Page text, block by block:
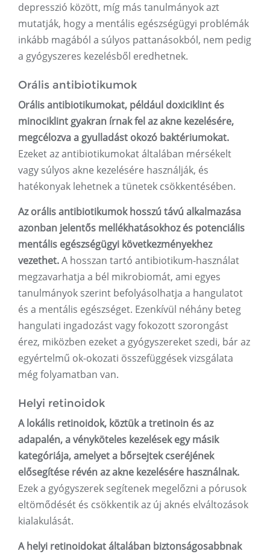
depresszió között, míg más tanulmányok azt
mutatják, hogy a mentális egészségügyi problémák
inkább magából a súlyos pattanásokból, nem pedig
a gyógyszeres kezelésből eredhetnek.
Orális antibiotikumok
Orális antibiotikumokat, például doxiciklint és
minociklint gyakran írnak fel az akne kezelésére,
megcélozva a gyulladást okozó baktériumokat.
Ezeket az antibiotikumokat általában mérsékelt
vagy súlyos akne kezelésére használják, és
hatékonyak lehetnek a tünetek csökkentésében.
Az orális antibiotikumok hosszú távú alkalmazása
azonban jelentős mellékhatásokhoz és potenciális
mentális egészségügyi következményekhez
vezethet.A hosszan tartó antibiotikum-használat
megzavarhatja a bél mikrobiomát, ami egyes
tanulmányok szerint befolyásolhatja a hangulatot
és a mentális egészséget. Ezenkívül néhány beteg
hangulati ingadozást vagy fokozott szorongást
érez, miközben ezeket a gyógyszereket szedi, bár az
egyértelmű ok-okozati összefüggések vizsgálata
még folyamatban van.
Helyi retinoidok
A lokális retinoidok, köztük a tretinoin és az
adapalén, a vényköteles kezelések egy másik
kategóriája, amelyet a bőrsejtek cseréjének
elősegítése révén az akne kezelésére használnak.
Ezek a gyógyszerek segítenek megelőzni a pórusok
eltömődését és csökkentik az új aknés elváltozások
kialakulását.
A helyi retinoidokat általában biztonságosabbnak